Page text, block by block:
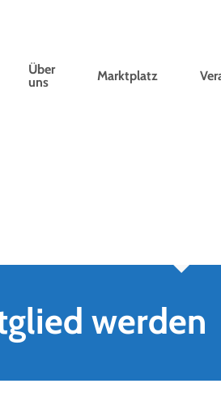
Über
uns
Marktplatz
werden